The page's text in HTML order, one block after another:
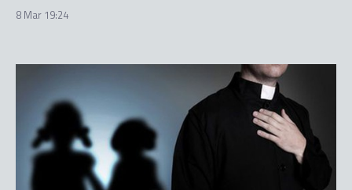
8 Mar 19:24